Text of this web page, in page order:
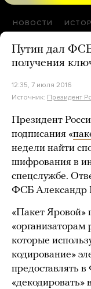
НОВОСТИ
Путин дал ФСБ
получения
12:35, 7 июля 2016
Источник: Президент
Президент
подписания «
недели найти
шифрования в
спецслужбе.
ФСБ Александр
«Пакет Яровой»
которые
кодирование»
предоставлять
«декодировать»